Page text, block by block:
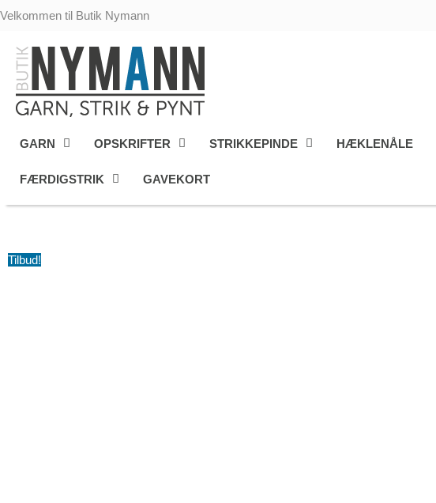
til
Velkommen til Butik Nymann
GARN OPSKRIFTER STRIKKEPINDE HÆKLENÅLE
FÆRDIGSTRIK GAVEKORT
Tilbud!